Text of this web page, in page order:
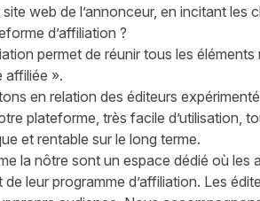
web de l’annonceur, en incitant les
d’affiliation ?
permet de réunir tous les
affiliée ».
en relation des éditeurs
plateforme, très facile d’utilisation,
et rentable sur le long terme.
la nôtre sont un espace dédié où
leur programme d’affiliation. Les